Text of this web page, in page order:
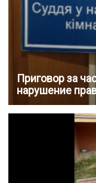
Приговор за
нарушение